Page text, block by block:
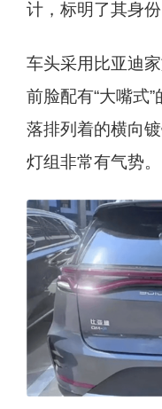
计，标明了其身份
车头采用比亚迪
前脸配有“大嘴式
落排列着的横向
灯组非常有气势。